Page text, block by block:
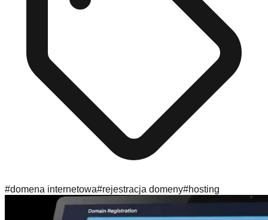
#domena internetowa#rejestracja domeny#hosting